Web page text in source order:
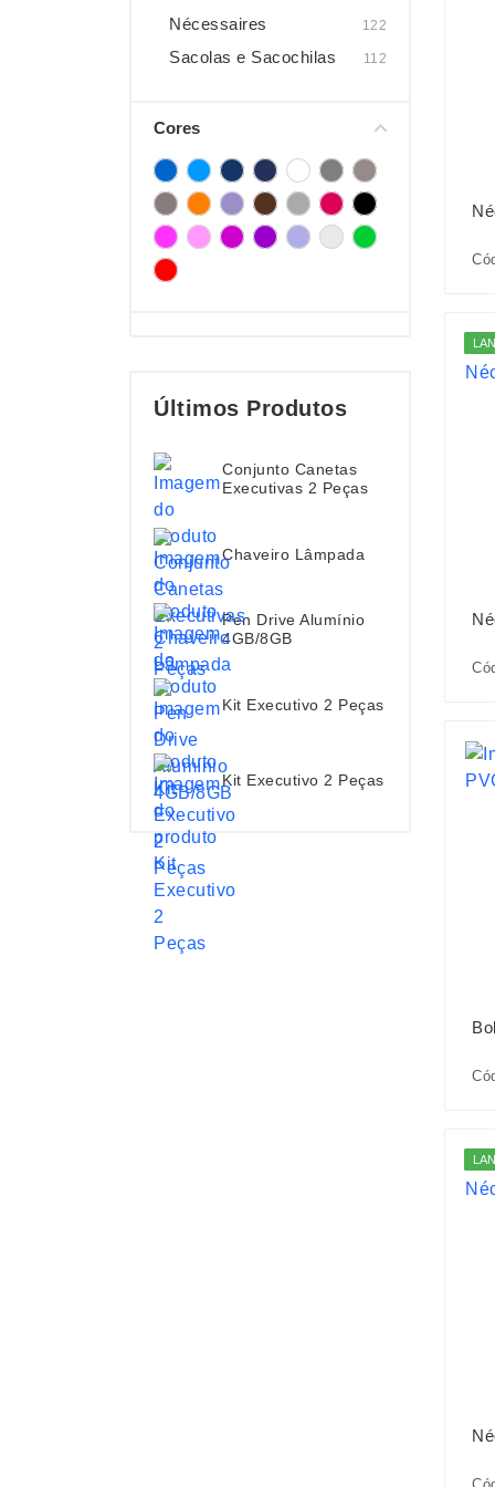
Nécessaires 122
Sacolas e Sacochilas 112
Cores
Últimos Produtos
Conjunto Canetas
Executivas 2 Peças
Chaveiro Lâmpada
Pen Drive Alumínio
4GB/8GB
Kit Executivo 2 Peças
Kit Executivo 2 Peças